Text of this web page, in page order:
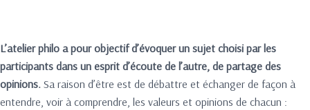
L’atelier philo a pour objectif d’évoquer un sujet choisi par les
participants dans un esprit d’écoute de l’autre, de partage des
opinions. Sa raison d’être est de débattre et échanger de façon à
entendre, voir à comprendre, les valeurs et opinions de chacun :